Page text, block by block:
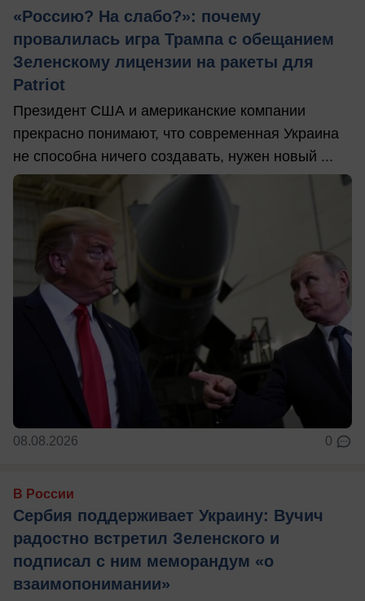
«Россию? На слабо?»: почему
провалилась игра Трампа с обещанием
Зеленскому лицензии на ракеты для
Patriot
Президент США и американские компании
прекрасно понимают, что современная Украина
не способна ничего создавать, нужен новый ...
08.08.2026 0
В России
Сербия поддерживает Украину: Вучич
радостно встретил Зеленского и
подписал с ним меморандум «о
взаимопонимании»